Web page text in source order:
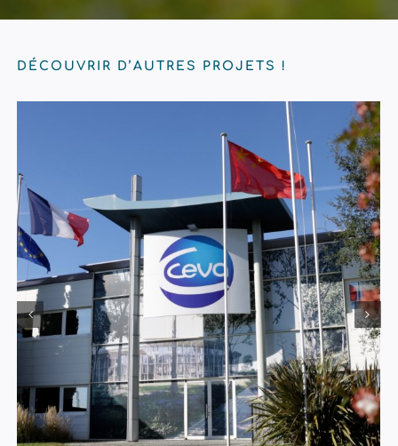
DÉCOUVRIR D’AUTRES PROJETS !